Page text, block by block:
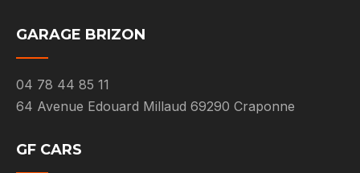
GARAGE BRIZON
04 78 44 85 11
64 Avenue Edouard Millaud 69290 Craponne
GF CARS